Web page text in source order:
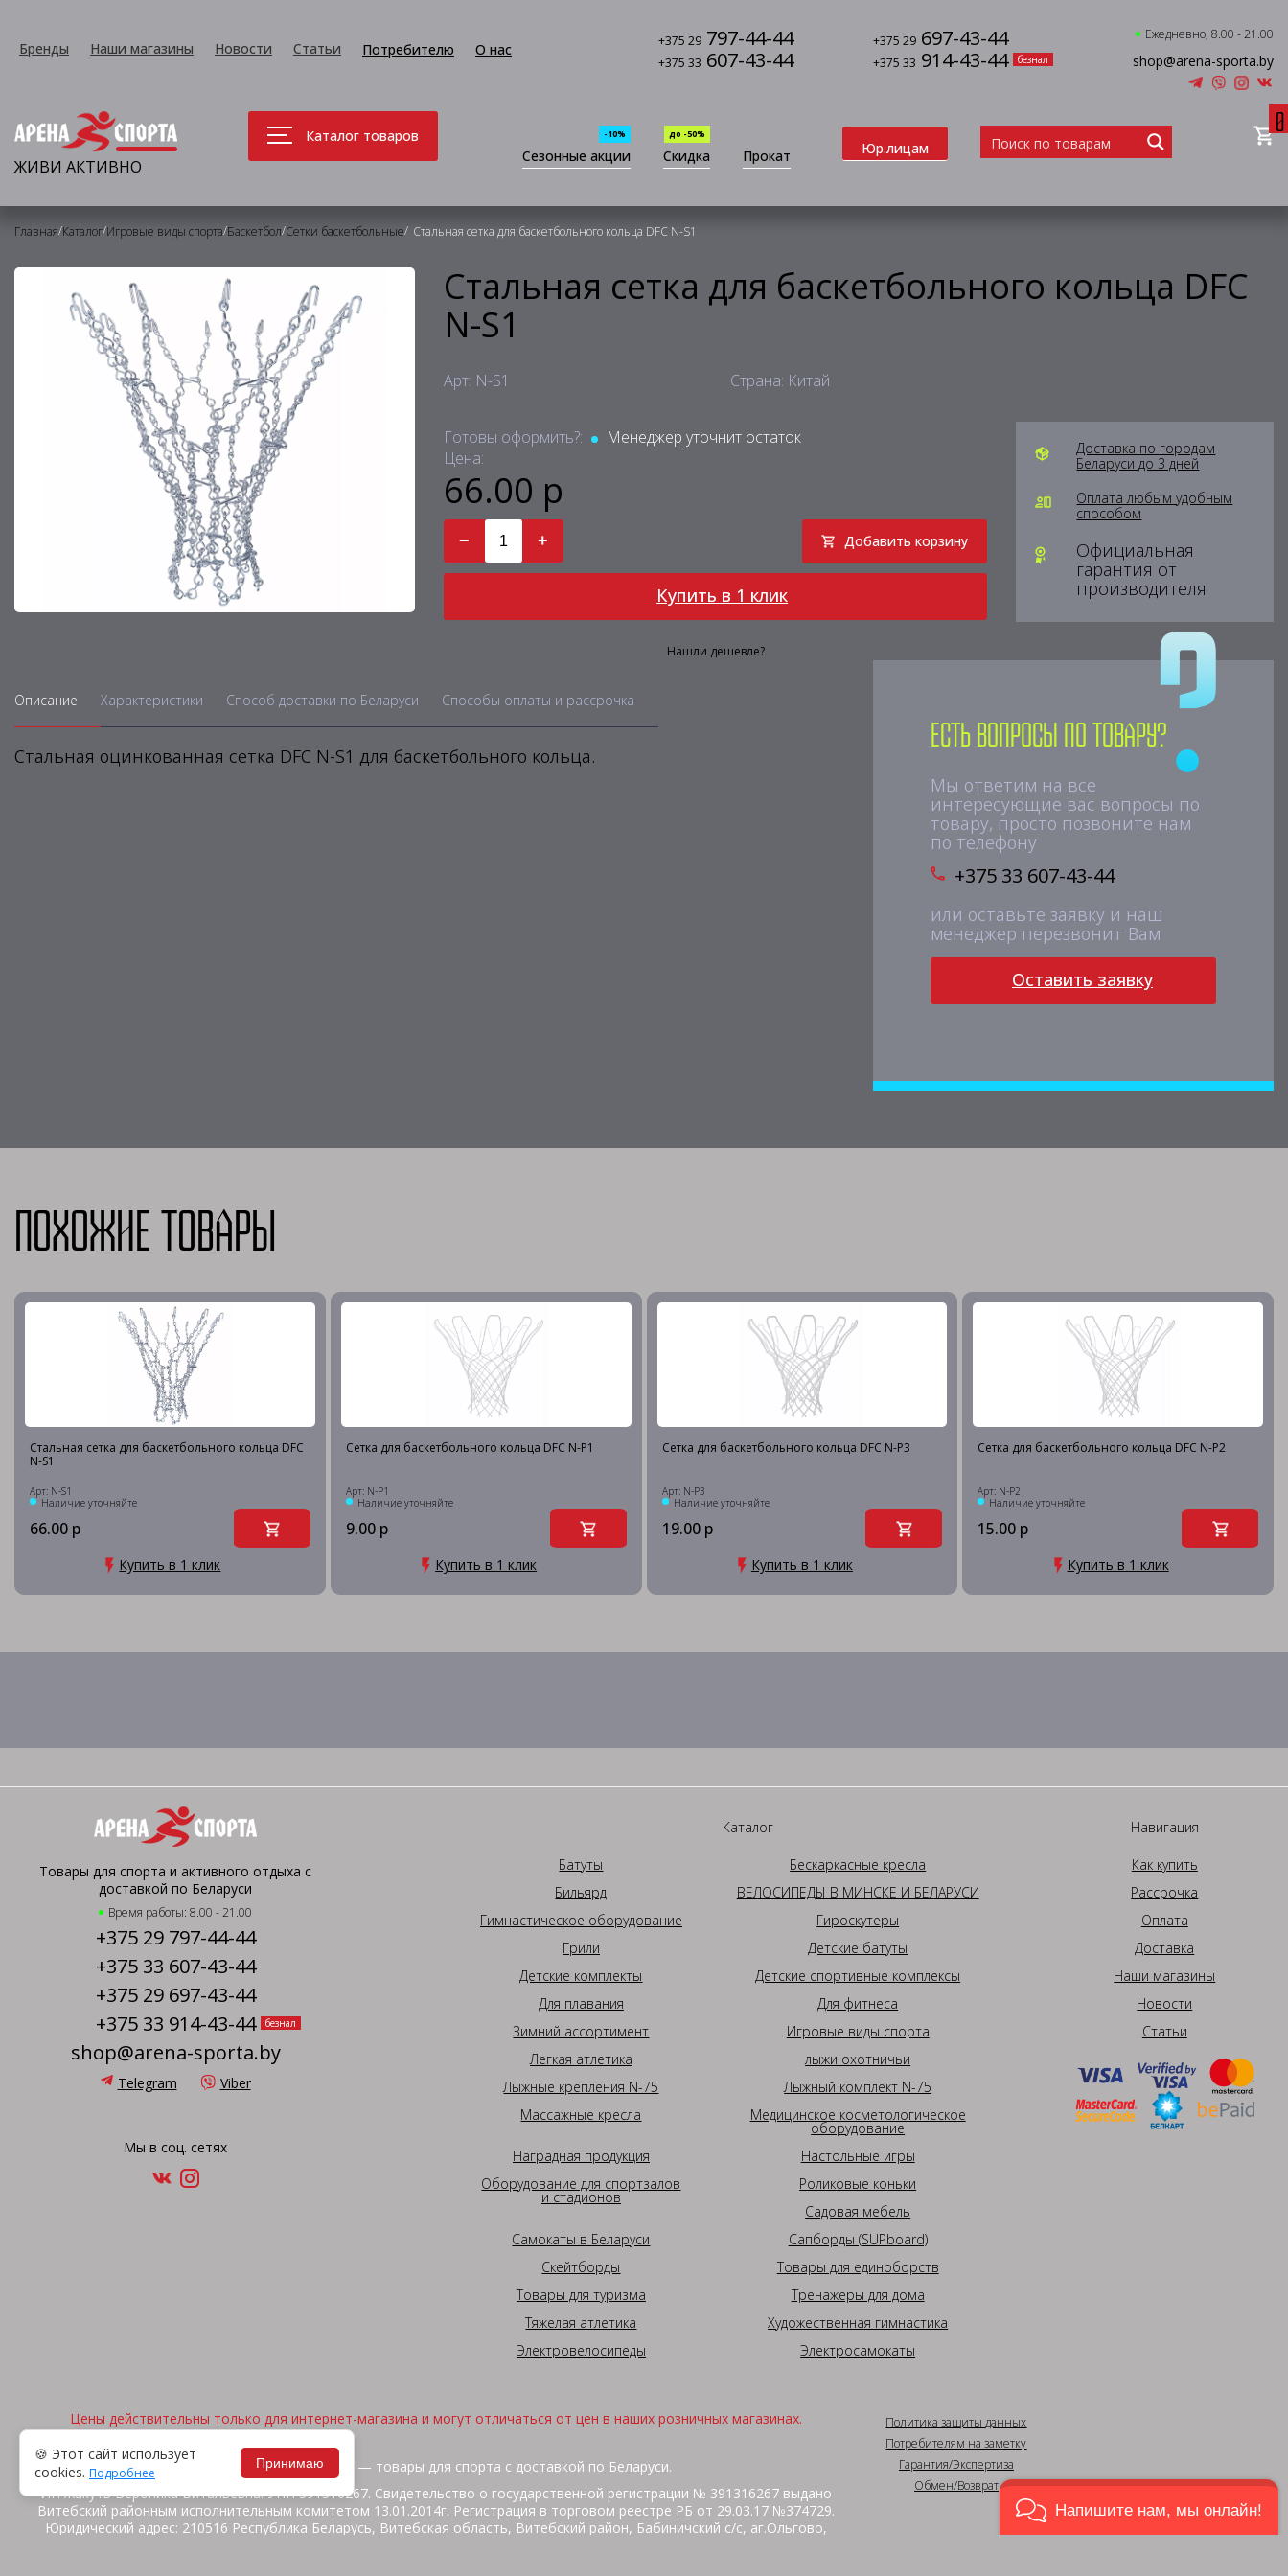
Бренды Наши магазины Новости Статьи Потребителю О нас +375 29 797-44-44 +375 29 697-43-44
+375 33 607-43-44 +375 33 914-43-44 безнал
Ежедневно, 8.00 - 21.00
shop@arena-sporta.by
ЖИВИ АКТИВНО
Каталог товаров
Сезонные акции
-10%
Скидка
до -50%
Прокат Юр.лицам
0
Главная/Каталог/Игровые виды спорта/Баскетбол/Сетки баскетбольные/ Стальная сетка для баскетбольного кольца DFC N-S1
Стальная сетка для баскетбольного кольца DFC
N-S1
Арт: N-S1 Страна: Китай
Готовы оформить?:
Менеджер уточнит остаток
Цена:
66.00 р
− + Добавить корзину
Купить в 1 клик
Нашли дешевле?
Доставка по городам
Беларуси до 3 дней
Оплата любым удобным
способом
Официальная
гарантия от
производителя
Описание Характеристики Способ доставки по Беларуси Способы оплаты и рассрочка
Стальная оцинкованная сетка DFC N-S1 для баскетбольного кольца.
Есть вопросы по товару?
Мы ответим на все
интересующие вас вопросы по
товару, просто позвоните нам
по телефону
+375 33 607-43-44
или оставьте заявку и наш
менеджер перезвонит Вам
Оставить заявку
Похожие товары
Стальная сетка для баскетбольного кольца DFC
N-S1
Арт: N-S1
Наличие уточняйте
66.00 р
Купить в 1 клик
Сетка для баскетбольного кольца DFC N-P1
Арт: N-P1
Наличие уточняйте
9.00 р
Купить в 1 клик
Сетка для баскетбольного кольца DFC N-P3
Арт: N-P3
Наличие уточняйте
19.00 р
Купить в 1 клик
Сетка для баскетбольного кольца DFC N-P2
Арт: N-P2
Наличие уточняйте
15.00 р
Купить в 1 клик
Товары для спорта и активного отдыха с
доставкой по Беларуси
Время работы: 8.00 - 21.00
+375 29 797-44-44
+375 33 607-43-44
+375 29 697-43-44
+375 33 914-43-44
безнал
shop@arena-sporta.by
Telegram Viber
Мы в соц. сетях
Каталог
Батуты
Бескаркасные кресла
Бильярд
ВЕЛОСИПЕДЫ В МИНСКЕ И БЕЛАРУСИ
Гимнастическое оборудование
Гироскутеры
Грили
Детские батуты
Детские комплекты
Детские спортивные комплексы
Для плавания
Для фитнеса
Зимний ассортимент
Игровые виды спорта
Легкая атлетика
лыжи охотничьи
Лыжные крепления N-75
Лыжный комплект N-75
Массажные кресла
Медицинское косметологическое
оборудование
Наградная продукция
Настольные игры
Оборудование для спортзалов
и стадионов
Роликовые коньки
Садовая мебель
Самокаты в Беларуси
Сапборды (SUPboard)
Скейтборды
Товары для единоборств
Товары для туризма
Тренажеры для дома
Тяжелая атлетика
Художественная гимнастика
Электровелосипеды
Электросамокаты
Навигация
Как купить
Рассрочка
Оплата
Доставка
Наши магазины
Новости
Статьи
Цены действительны только для интернет-магазина и могут отличаться от цен в наших розничных магазинах.
2026, © "Арена спорта" — товары для спорта с доставкой по Беларуси.
ИП Жакуть Вероника Витальевна. УНП 391316267. Свидетельство о государственной регистрации № 391316267 выдано
Витебский районным исполнительным комитетом 13.01.2014г. Регистрация в торговом реестре РБ от 29.03.17 №374729.
Юридический адрес: 210516 Республика Беларусь, Витебская область, Витебский район, Бабиничский с/с, аг.Ольгово,
Политика защиты данных
Потребителям на заметку
Гарантия/Экспертиза
Обмен/Возврат
🍪 Этот сайт использует
cookies. Подробнее
Принимаю
Напишите нам, мы онлайн!